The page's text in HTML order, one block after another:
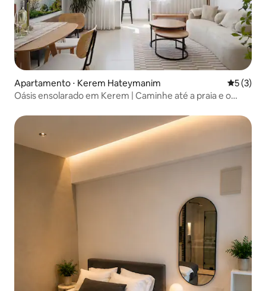
Apartamento ⋅ Kerem Hateymanim 5 de
5 (3)
Oásis ensolarado em Kerem | Caminhe até a praia e o